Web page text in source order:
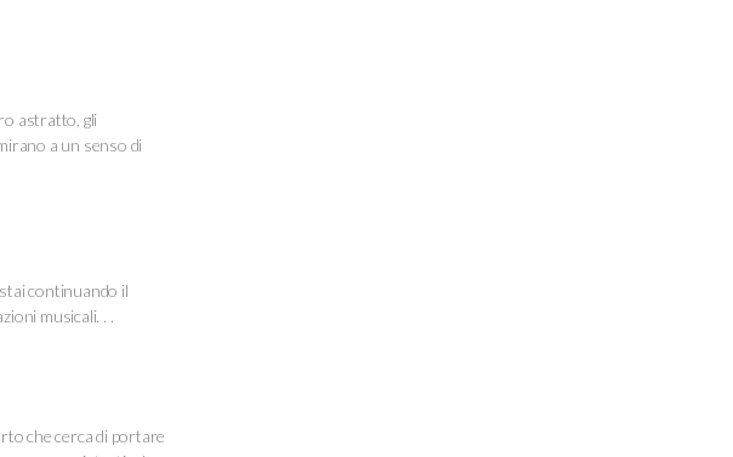
astratto, gli
a un senso di
continuando il
musicali. . .
che cerca di portare